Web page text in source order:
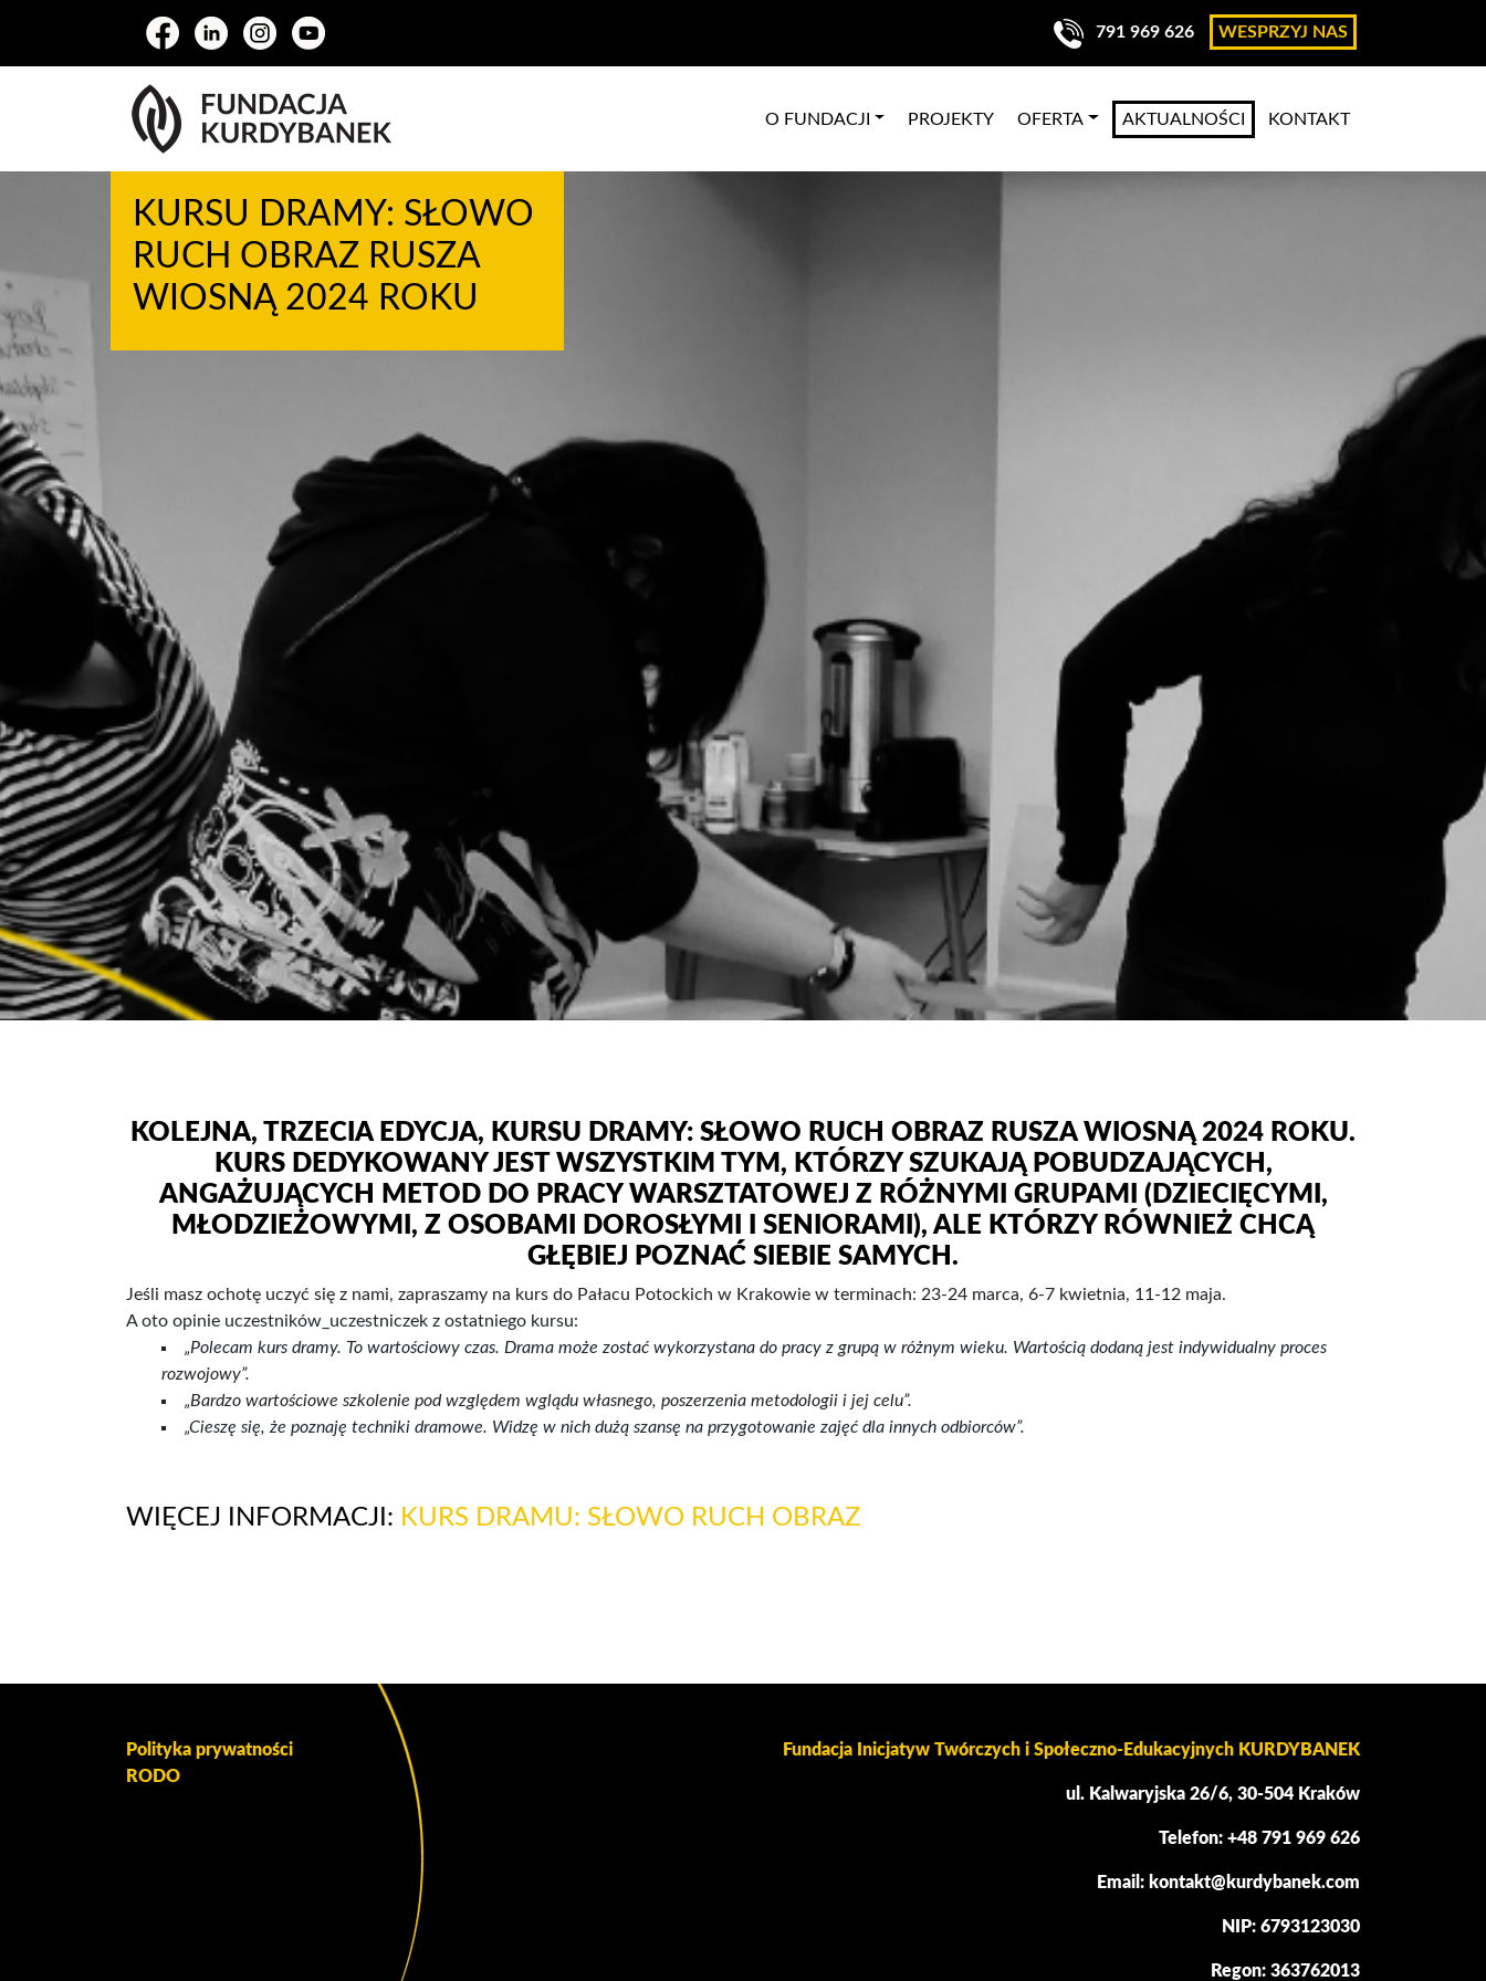
791 969 626 WESPRZYJ NAS
O FUNDACJI PROJEKTY OFERTA AKTUALNOŚCI KONTAKT
KURSU DRAMY: SŁOWO
RUCH OBRAZ RUSZA
WIOSNĄ 2024 ROKU
KOLEJNA, TRZECIA EDYCJA, KURSU DRAMY: SŁOWO RUCH OBRAZ RUSZA WIOSNĄ 2024 ROKU.
KURS DEDYKOWANY JEST WSZYSTKIM TYM, KTÓRZY SZUKAJĄ POBUDZAJĄCYCH,
ANGAŻUJĄCYCH METOD DO PRACY WARSZTATOWEJ Z RÓŻNYMI GRUPAMI (DZIECIĘCYMI,
MŁODZIEŻOWYMI, Z OSOBAMI DOROSŁYMI I SENIORAMI), ALE KTÓRZY RÓWNIEŻ CHCĄ
GŁĘBIEJ POZNAĆ SIEBIE SAMYCH.
Jeśli masz ochotę uczyć się z nami, zapraszamy na kurs do Pałacu Potockich w Krakowie w terminach: 23-24 marca, 6-7 kwietnia, 11-12 maja.
A oto opinie uczestników_uczestniczek z ostatniego kursu:
„Polecam kurs dramy. To wartościowy czas. Drama może zostać wykorzystana do pracy z grupą w różnym wieku. Wartością dodaną jest indywidualny proces
rozwojowy”.
„Bardzo wartościowe szkolenie pod względem wglądu własnego, poszerzenia metodologii i jej celu”.
„Cieszę się, że poznaję techniki dramowe. Widzę w nich dużą szansę na przygotowanie zajęć dla innych odbiorców”.
WIĘCEJ INFORMACJI: KURS DRAMU: SŁOWO RUCH OBRAZ
Polityka prywatności
RODO
Fundacja Inicjatyw Twórczych i Społeczno-Edukacyjnych KURDYBANEK
ul. Kalwaryjska 26/6, 30-504 Kraków
Telefon: +48 791 969 626
Email: kontakt@kurdybanek.com
NIP: 6793123030
Regon: 363762013